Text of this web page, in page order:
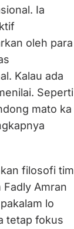
Ia
oleh para
Kalau ada
Seperti
mato ka
filosofi tim
Amran
lo
tetap fokus